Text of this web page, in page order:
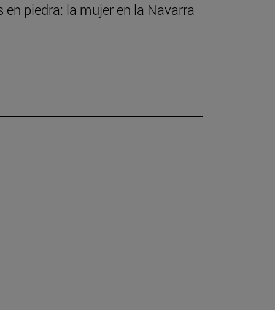
piedra: la mujer en la Navarra